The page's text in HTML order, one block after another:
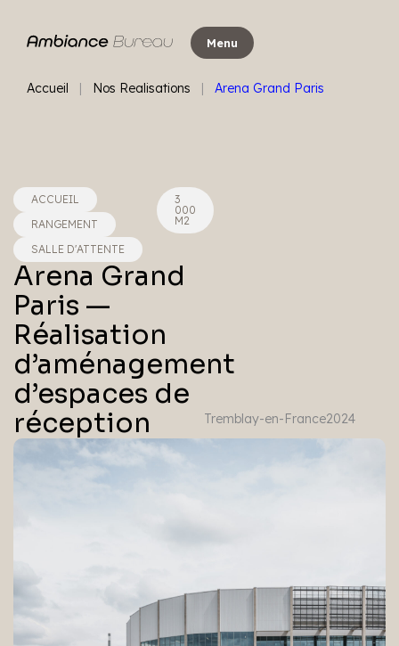
Menu
Accueil | Nos Realisations | Arena Grand Paris
ACCUEIL
RANGEMENT
SALLE D'ATTENTE
3
000
M2
Arena Grand
Paris —
Réalisation
d’aménagement
d’espaces de
réception
Tremblay-en-France2024